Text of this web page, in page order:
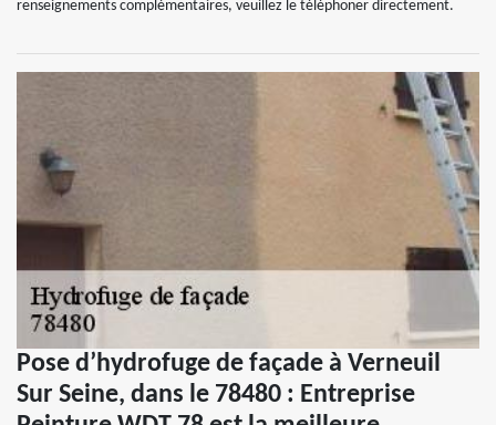
renseignements complémentaires, veuillez le téléphoner directement.
Pose d’hydrofuge de façade à Verneuil
Sur Seine, dans le 78480 : Entreprise